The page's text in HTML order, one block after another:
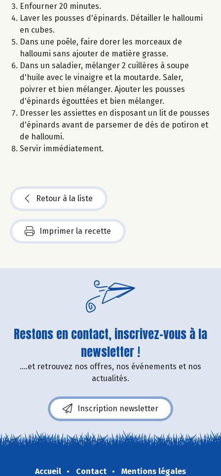
Enfourner 20 minutes.
Laver les pousses d'épinards. Détailler le halloumi
en cubes.
Dans une poêle, faire dorer les morceaux de
halloumi sans ajouter de matière grasse.
Dans un saladier, mélanger 2 cuillères à soupe
d'huile avec le vinaigre et la moutarde. Saler,
poivrer et bien mélanger. Ajouter les pousses
d'épinards égouttées et bien mélanger.
Dresser les assiettes en disposant un lit de pousses
d'épinards avant de parsemer de dés de potiron et
de halloumi.
Servir immédiatement.
Retour à la liste
Imprimer la recette
Restons en contact, inscrivez-vous à la
newsletter !
....et retrouvez nos offres, nos événements et nos
actualités.
Inscription newsletter
Accueil Contact
Mentions légales